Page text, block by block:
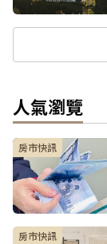
人氣瀏覽
房市快訊
房市快訊